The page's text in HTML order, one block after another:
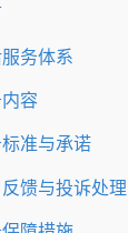
务体系
容
准与承诺
馈与投诉处理